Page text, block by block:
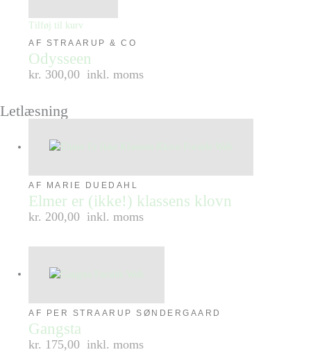
Tilføj til kurv
AF STRAARUP & CO
Odysseen
kr. 300,00 inkl. moms
Letlæsning
AF MARIE DUEDAHL
Elmer er (ikke!) klassens klovn
kr. 200,00 inkl. moms
AF PER STRAARUP SØNDERGAARD
Gangsta
kr. 175,00 inkl. moms